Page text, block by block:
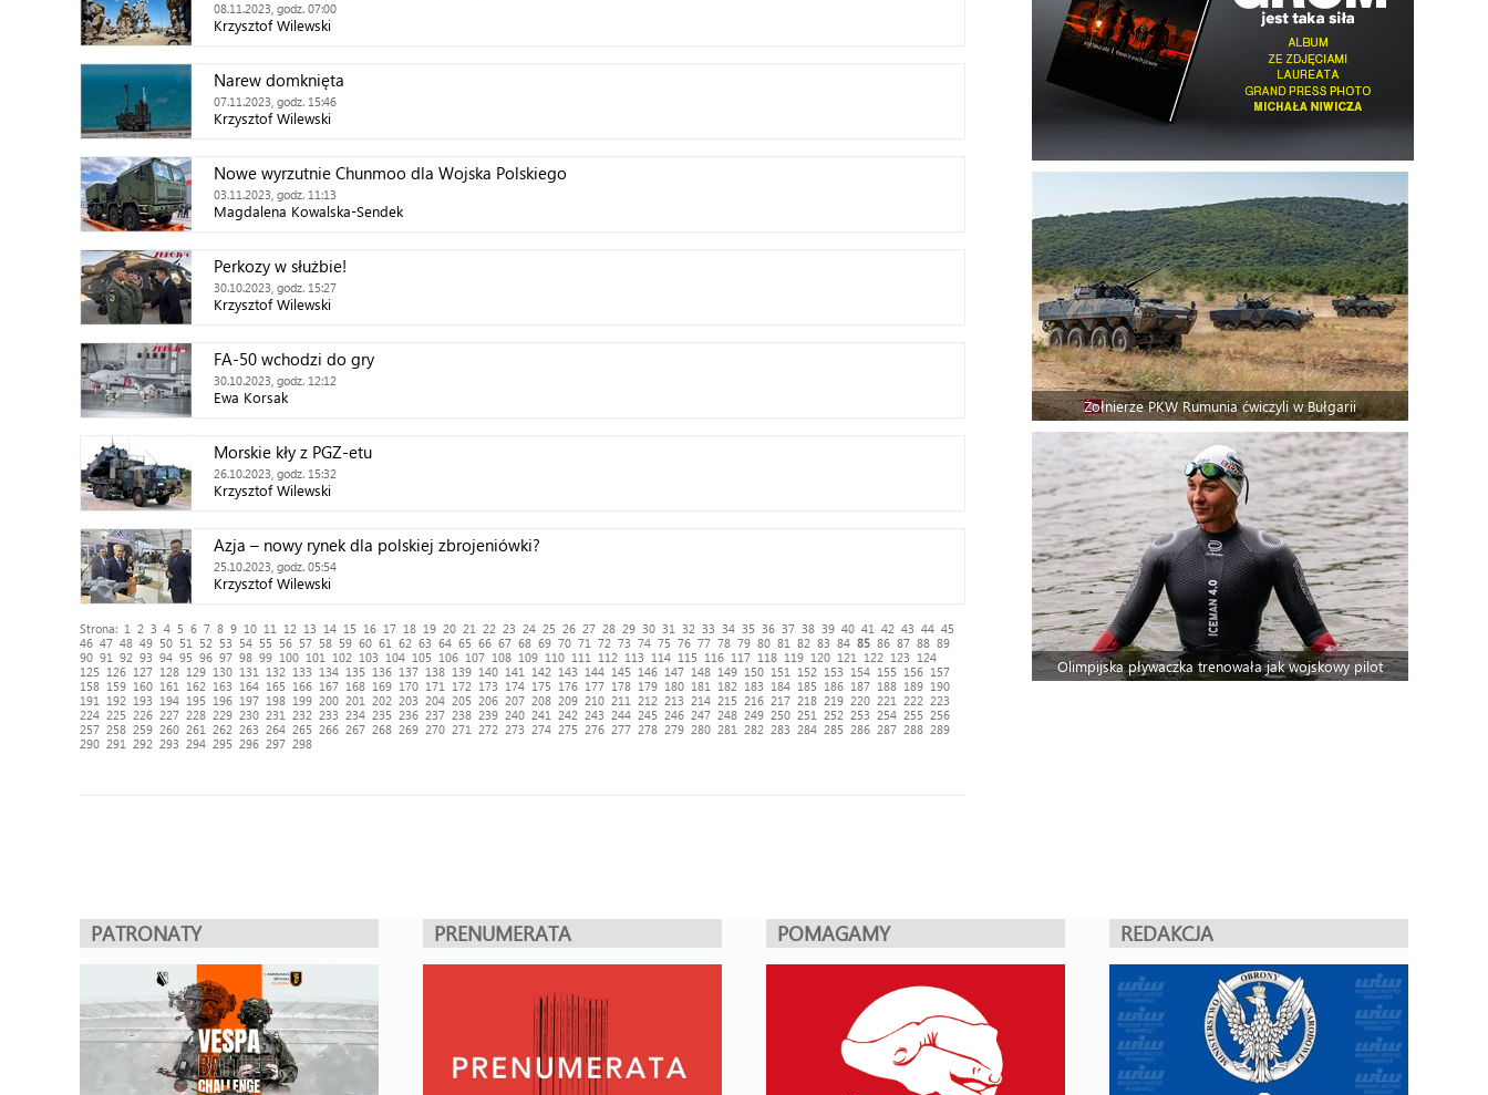
08.11.2023, godz. 07:00
Krzysztof Wilewski
Narew domknięta
07.11.2023, godz. 15:46
Krzysztof Wilewski
Nowe wyrzutnie Chunmoo dla Wojska Polskiego
03.11.2023, godz. 11:13
Magdalena Kowalska-Sendek
Perkozy w służbie!
30.10.2023, godz. 15:27
Krzysztof Wilewski
FA-50 wchodzi do gry
30.10.2023, godz. 12:12
Ewa Korsak
Morskie kły z PGZ-etu
26.10.2023, godz. 15:32
Krzysztof Wilewski
Azja – nowy rynek dla polskiej zbrojeniówki?
25.10.2023, godz. 05:54
Krzysztof Wilewski
Strona: 1 2 3 4 5 6 7 8 9 10 11 12 13 14 15 16 17 18 19 20 21 22 23 24 25 26 27 28 29 30 31 32 33 34 35 36 37 38 39 40 41 42 43 44 45
46 47 48 49 50 51 52 53 54 55 56 57 58 59 60 61 62 63 64 65 66 67 68 69 70 71 72 73 74 75 76 77 78 79 80 81 82 83 84 85 86 87 88 89
90 91 92 93 94 95 96 97 98 99 100 101 102 103 104 105 106 107 108 109 110 111 112 113 114 115 116 117 118 119 120 121 122 123
124
125
126 127 128 129 130 131 132 133 134 135 136 137 138 139 140 141 142 143 144 145 146 147 148 149 150 151 152 153 154 155 156 157
158 159 160 161 162 163 164 165 166 167 168 169 170 171 172 173 174 175 176 177 178 179 180 181 182 183 184 185 186 187 188 189 190
191
192 193 194 195 196 197 198 199 200 201 202 203 204 205 206 207 208 209 210 211 212 213 214 215 216 217 218 219 220 221 222
223
224 225 226 227 228 229 230 231 232 233 234 235 236 237 238 239 240 241 242 243 244 245 246 247 248 249 250 251 252 253 254 255
256
257 258 259 260 261 262 263 264 265 266 267 268 269 270 271 272 273 274 275 276 277 278 279 280 281 282 283 284 285 286 287 288 289
290 291 292 293 294 295 296 297 298
Żołnierze PKW Rumunia ćwiczyli w Bułgarii
Olimpijska pływaczka trenowała jak wojskowy pilot
PATRONATY PRENUMERATA POMAGAMY REDAKCJA